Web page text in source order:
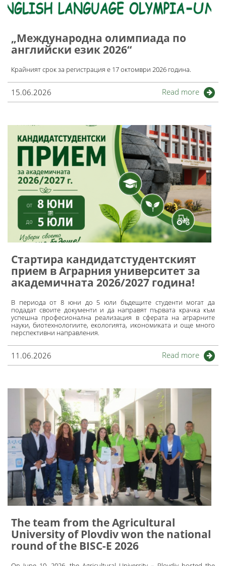
„Международна олимпиада по
английски език 2026“
Крайният срок за регистрация е 17 октомври 2026 година.
15.06.2026 Read more
​Стартира кандидатстудентският
прием в Аграрния университет за
академичната 2026/2027 година!
В периода от 8 юни до 5 юли бъдещите студенти могат да
подадат своите документи и да направят първата крачка към
успешна професионална реализация в сферата на аграрните
науки, биотехнологиите, екологията, икономиката и още много
перспективни направления.
11.06.2026 Read more
The team from the Agricultural
University of Plovdiv won the national
round of the BISC-E 2026